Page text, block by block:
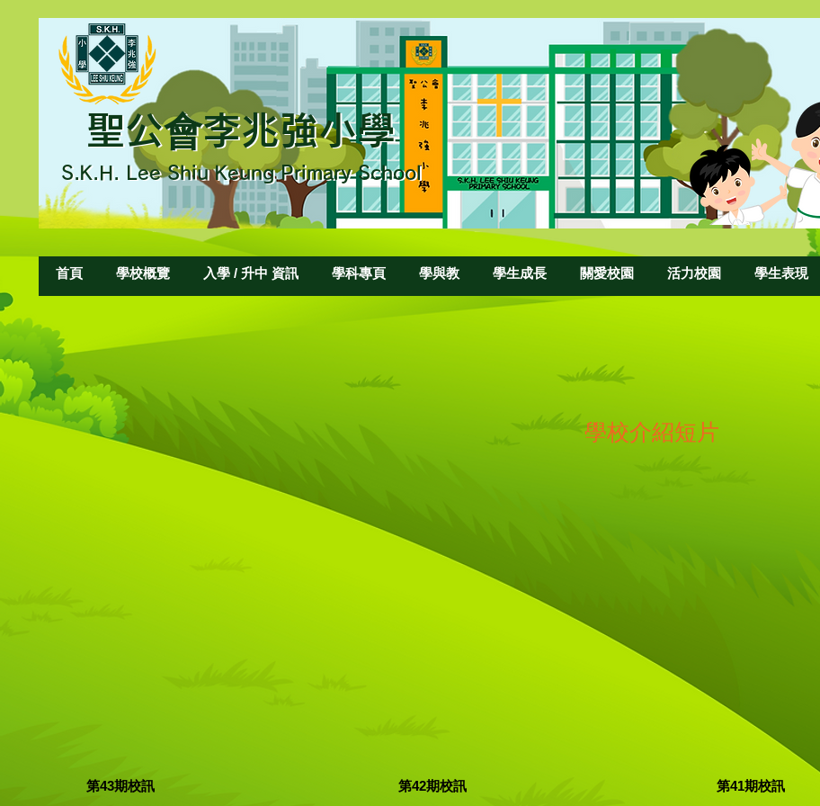
聖公會李兆強小學
S.K.H. Lee Shiu Keung Primary School
聖公會李兆強小學
S.K.H. Lee Shiu Keung Primary School
首頁 學校概覽 入學 / 升中 資訊 學科專頁 學與教 學生成長 關愛校園 活力校園 學生表現
​學校介紹短片
第43期校訊 第42期校訊 第41期校訊